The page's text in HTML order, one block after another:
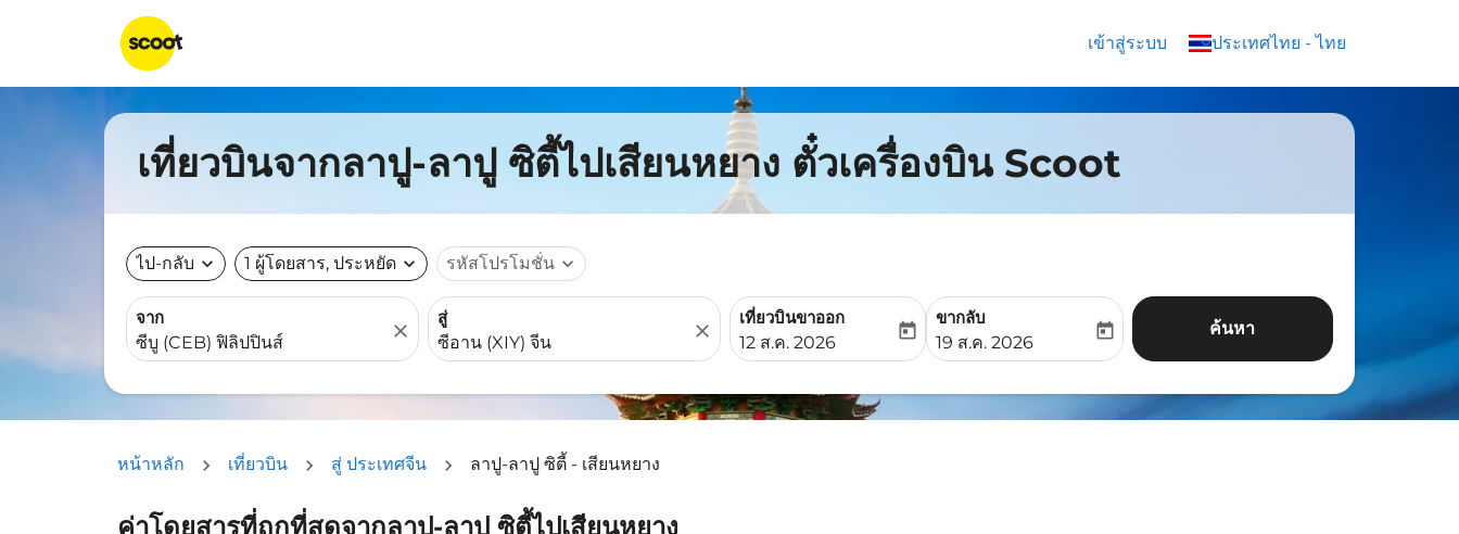
เข้าสู่ระบบ ประเทศไทย - ไทย
keyboard_arrow_down
เที่ยวบินจากลาปู-ลาปู ซิตี้ไปเสียนหยาง ตั๋วเครื่องบิน Scoot
ไป-กลับ expand_more 1 ผู้โดยสาร, ประหยัด expand_more รหัสโปรโมชั่น expand_more
จาก
close
สู่
close
เที่ยวบินขาออก
fc-booking-departure-date-aria-label
12 ส.ค. 2026
today
ขากลับ
fc-booking-return-date-aria-label
19 ส.ค. 2026
today ค้นหา
หน้าหลัก เที่ยวบิน สู่ ประเทศจีน ลาปู-ลาปู ซิตี้ - เสียนหยาง
ค่าโดยสารที่ถูกที่สุดจากลาปู-ลาปู ซิตี้ไปเสียนหยาง
ลองอัปเดตเส้นทางของคุณ (ต้นทางและ/หรือปลายทาง) หรือเลือกวันที่ด้านล่างเพื่อค้นหาข้อเสนอ